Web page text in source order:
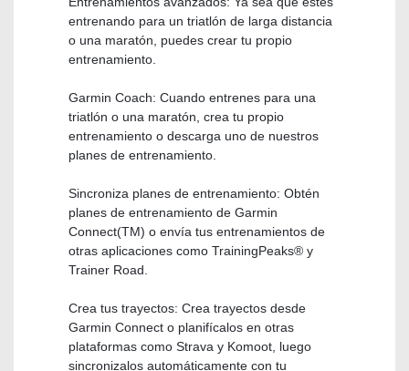
entrenando para un triatlón de larga distancia
o una maratón, puedes crear tu propio
entrenamiento.
Garmin Coach: Cuando entrenes para una
triatlón o una maratón, crea tu propio
entrenamiento o descarga uno de nuestros
planes de entrenamiento.
Sincroniza planes de entrenamiento: Obtén
planes de entrenamiento de Garmin
Connect(TM) o envía tus entrenamientos de
otras aplicaciones como TrainingPeaks® y
Trainer Road.
Crea tus trayectos: Crea trayectos desde
Garmin Connect o planifícalos en otras
plataformas como Strava y Komoot, luego
sincronizalos automáticamente con tu